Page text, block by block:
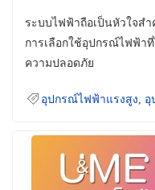
ระบบไฟฟ้าถือเป็นหัวใจส
การเลือกใช้อุปกรณ์ไฟฟ้า
ความปลอดภัย
อุปกรณ์ไฟฟ้าแรงสูง อุ